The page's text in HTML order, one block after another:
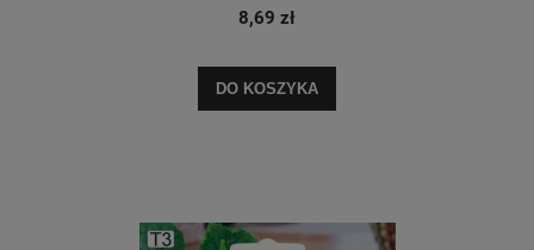
8,69 zł
DO KOSZYKA